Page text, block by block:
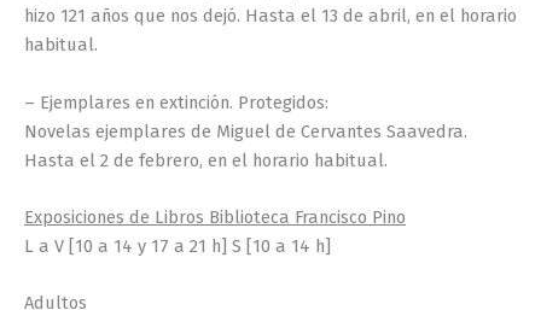
hizo 121 años que nos dejó. Hasta el 13 de abril, en el horario
habitual.
– Ejemplares en extinción. Protegidos:
Novelas ejemplares de Miguel de Cervantes Saavedra.
Hasta el 2 de febrero, en el horario habitual.
Exposiciones de Libros Biblioteca Francisco Pino
L a V [10 a 14 y 17 a 21 h] S [10 a 14 h]
Adultos